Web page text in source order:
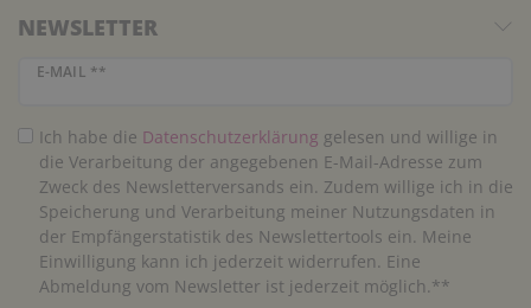
NEWSLETTER
E-MAIL **
Newsletter Honig
Ich habe die Daten­schutz­erklärung gelesen und willige in
die Verarbeitung der angegebenen E-Mail-Adresse zum
Zweck des Newsletterversands ein. Zudem willige ich in die
Speicherung und Verarbeitung meiner Nutzungsdaten in
der Empfängerstatistik des Newslettertools ein. Meine
Einwilligung kann ich jederzeit widerrufen. Eine
Abmeldung vom Newsletter ist jederzeit möglich.**